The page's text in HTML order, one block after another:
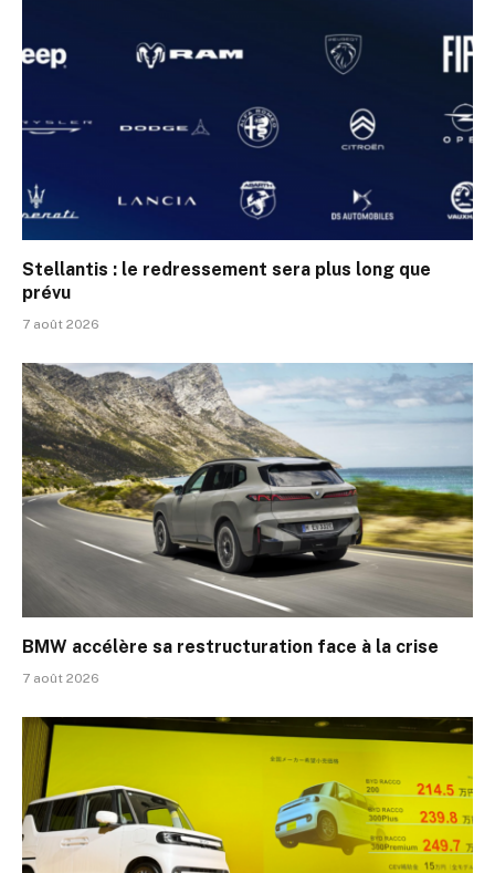
Stellantis : le redressement sera plus long que
prévu
7 août 2026
BMW accélère sa restructuration face à la crise
7 août 2026